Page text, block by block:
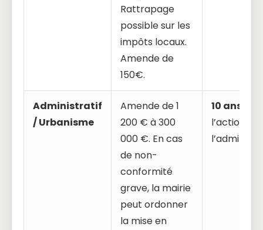
Rattrapage
possible sur les
impôts locaux.
Amende de
150€.
Administratif
/ Urbanisme
Amende de 1
200 € à 300
000 €. En cas
de non-
conformité
grave, la mairie
peut ordonner
la mise en
10 ans
l’action de